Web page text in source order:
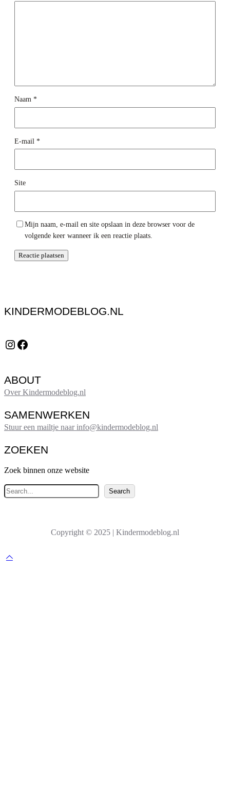
Naam *
E-mail *
Site
Mijn naam, e-mail en site opslaan in deze browser voor de
volgende keer wanneer ik een reactie plaats.
KINDERMODEBLOG.NL
Instagram Facebook
ABOUT
Over Kindermodeblog.nl
SAMENWERKEN
Stuur een mailtje naar info@kindermodeblog.nl
ZOEKEN
Zoek binnen onze website
Z
o
e
Search
Copyright © 2025 | Kindermodeblog.nl